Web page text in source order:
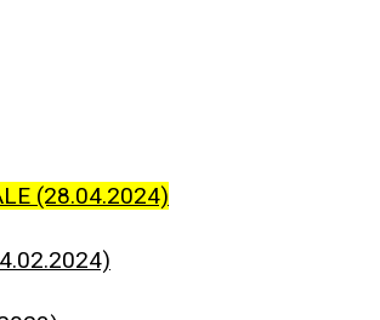
(28.04.2024)